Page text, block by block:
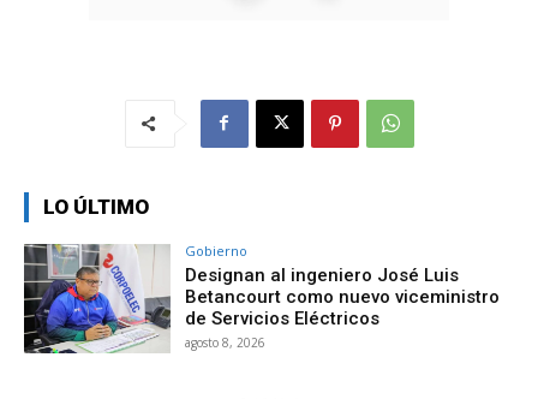
LO ÚLTIMO
Gobierno
Designan al ingeniero José Luis
Betancourt como nuevo viceministro
de Servicios Eléctricos
agosto 8, 2026